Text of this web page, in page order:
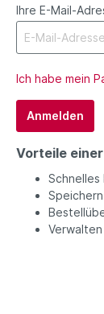
Kosmetik
Zahnpflege
Hilfsmittel
Human-
Tier-
Ihre E-Mail-
Ich habe mein
Anmelden
Vorteile
Schnelles